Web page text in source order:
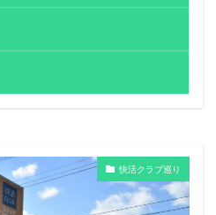
快活クラブ巡り